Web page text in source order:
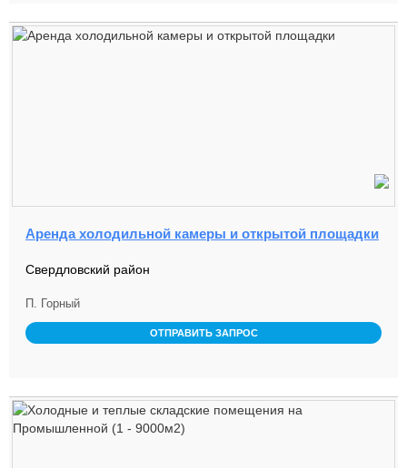
Аренда холодильной камеры и открытой площадки
Свердловский район
П. Горный
ОТПРАВИТЬ ЗАПРОС